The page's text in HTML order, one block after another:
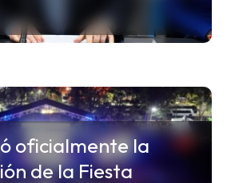
oficialmente la
de la Fiesta